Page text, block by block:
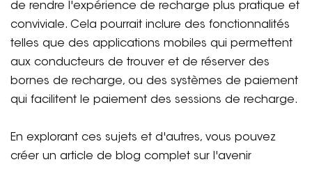
de rendre l'expérience de recharge plus pratique et
conviviale. Cela pourrait inclure des fonctionnalités
telles que des applications mobiles qui permettent
aux conducteurs de trouver et de réserver des
bornes de recharge, ou des systèmes de paiement
qui facilitent le paiement des sessions de recharge.
En explorant ces sujets et d'autres, vous pouvez
créer un article de blog complet sur l'avenir